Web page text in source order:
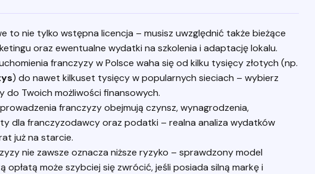
to nie tylko wstępna licencja – musisz uwzględnić także bieżące
oraz ewentualne wydatki na szkolenia i adaptację lokalu.
franczyzy w Polsce waha się od kilku tysięcy złotych (np.
) do nawet kilkuset tysięcy w popularnych sieciach – wybierz
do Twoich możliwości finansowych.
franczyzy obejmują czynsz, wynagrodzenia,
dla franczyzodawcy oraz podatki – realna analiza wydatków
już na starcie.
nie zawsze oznacza niższe ryzyko – sprawdzony model
opłatą może szybciej się zwrócić, jeśli posiada silną markę i